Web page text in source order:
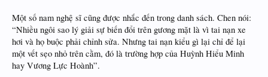
Một số nam nghệ sĩ cũng được nhắc đến trong danh sách. Chen nói:
“Nhiều ngôi sao lý giải sự biến đổi trên gương mặt là vì tai nạn xe
hơi và họ buộc phải chỉnh sửa. Nhưng tai nạn kiểu gì lại chỉ để lại
một vết sẹo nhỏ trên cằm, đó là trường hợp của Huỳnh Hiểu Minh
hay Vương Lực Hoành”.